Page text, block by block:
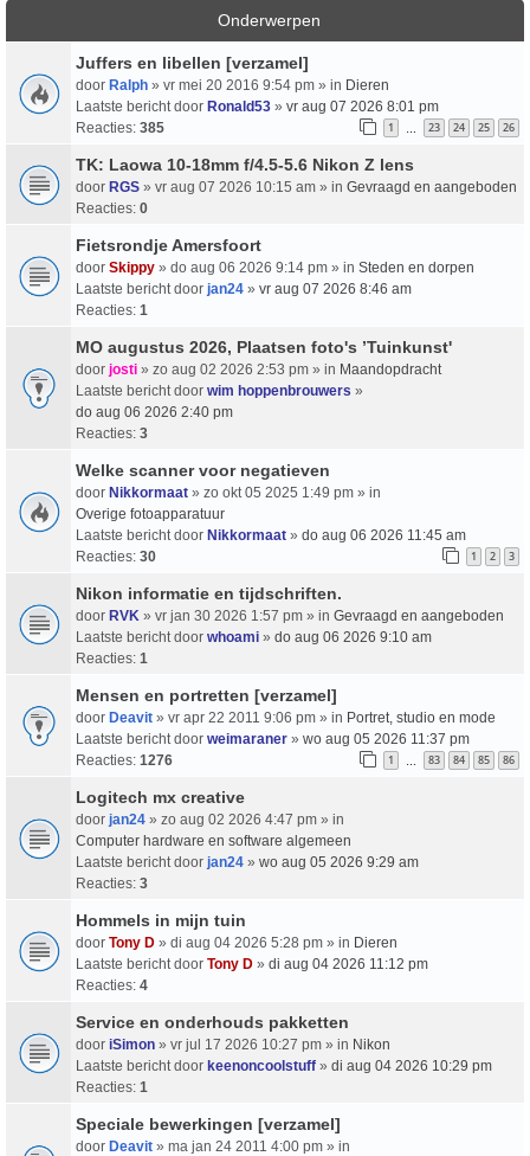
Onderwerpen
Juffers en libellen [verzamel]
door Ralph » vr mei 20 2016 9:54 pm » in Dieren
Laatste bericht door Ronald53 » vr aug 07 2026 8:01 pm
Reacties: 385 1 … 23 24 25 26
TK: Laowa 10-18mm f/4.5-5.6 Nikon Z lens
door RGS » vr aug 07 2026 10:15 am » in Gevraagd en aangeboden
Reacties: 0
Fietsrondje Amersfoort
door Skippy » do aug 06 2026 9:14 pm » in Steden en dorpen
Laatste bericht door jan24 » vr aug 07 2026 8:46 am
Reacties: 1
MO augustus 2026, Plaatsen foto's ’Tuinkunst'
door josti » zo aug 02 2026 2:53 pm » in Maandopdracht
Laatste bericht door wim hoppenbrouwers »
do aug 06 2026 2:40 pm
Reacties: 3
Welke scanner voor negatieven
door Nikkormaat » zo okt 05 2025 1:49 pm » in
Overige fotoapparatuur
Laatste bericht door Nikkormaat » do aug 06 2026 11:45 am
Reacties: 30 1 2 3
Nikon informatie en tijdschriften.
door RVK » vr jan 30 2026 1:57 pm » in Gevraagd en aangeboden
Laatste bericht door whoami » do aug 06 2026 9:10 am
Reacties: 1
Mensen en portretten [verzamel]
door Deavit » vr apr 22 2011 9:06 pm » in Portret, studio en mode
Laatste bericht door weimaraner » wo aug 05 2026 11:37 pm
Reacties: 1276 1 … 83 84 85 86
Logitech mx creative
door jan24 » zo aug 02 2026 4:47 pm » in
Computer hardware en software algemeen
Laatste bericht door jan24 » wo aug 05 2026 9:29 am
Reacties: 3
Hommels in mijn tuin
door Tony D » di aug 04 2026 5:28 pm » in Dieren
Laatste bericht door Tony D » di aug 04 2026 11:12 pm
Reacties: 4
Service en onderhouds pakketten
door iSimon » vr jul 17 2026 10:27 pm » in Nikon
Laatste bericht door keenoncoolstuff » di aug 04 2026 10:29 pm
Reacties: 1
Speciale bewerkingen [verzamel]
door Deavit » ma jan 24 2011 4:00 pm » in